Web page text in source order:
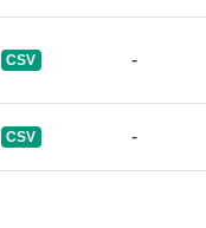
CSV -
CSV -